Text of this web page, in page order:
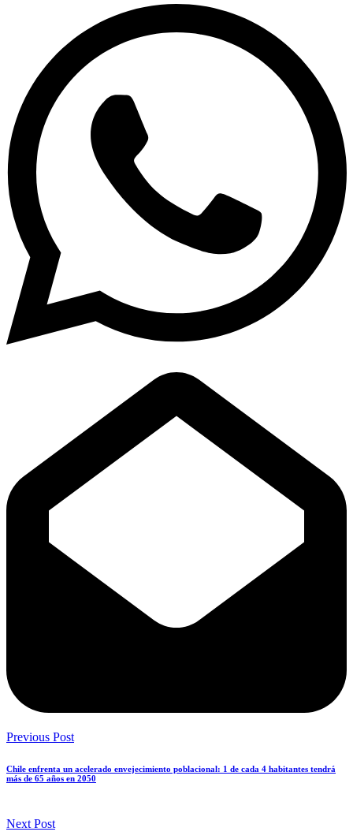
Previous Post
Chile enfrenta un acelerado envejecimiento poblacional: 1 de cada 4 habitantes tendrá
más de 65 años en 2050
Next Post